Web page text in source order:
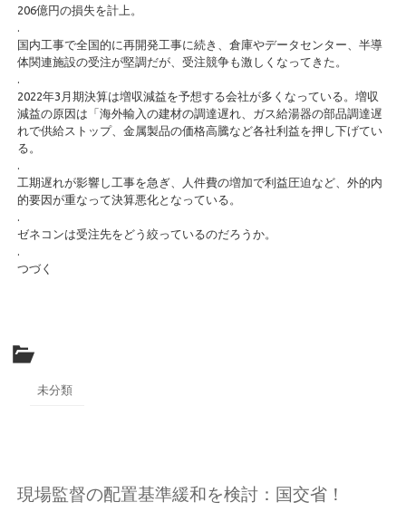
206億円の損失を計上。
国内工事で全国的に再開発工事に続き、倉庫やデータセンター、半導
体関連施設の受注が堅調だが、受注競争も激しくなってきた。
2022年3月期決算は増収減益を予想する会社が多くなっている。増収
減益の原因は「海外輸入の建材の調達遅れ、ガス給湯器の部品調達遅
れで供給ストップ、金属製品の価格高騰など各社利益を押し下げてい
る。
工期遅れが影響し工事を急ぎ、人件費の増加で利益圧迫など、外的内
的要因が重なって決算悪化となっている。
ゼネコンは受注先をどう絞っているのだろうか。
つづく
未分類
現場監督の配置基準緩和を検討：国交省！